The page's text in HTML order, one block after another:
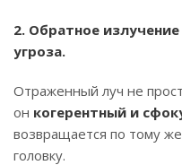
2. Обратное
угроза.
Отраженный луч не
он когерентный и
возвращается по тому
головку.